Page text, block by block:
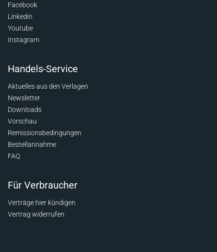
Facebook
Linkedin
Youtube
Instagram
Handels-Service
Aktuelles aus den Verlagen
Newsletter
Downloads
Vorschau
Remissionsbedingungen
Bestellannahme
FAQ
Für Verbraucher
Verträge hier kündigen
Vertrag widerrufen